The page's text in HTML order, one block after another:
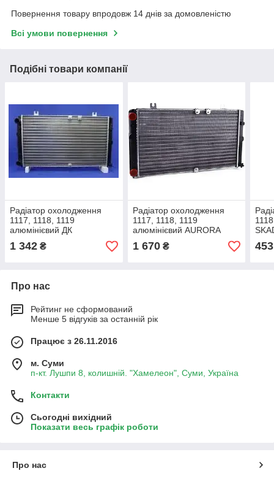
Повернення товару впродовж 14 днів за домовленістю
Всі умови повернення
Подібні товари компанії
Радіатор охолодження
1117, 1118, 1119
алюмінієвий ДК
1 342 ₴
Радіатор охолодження
1117, 1118, 1119
алюмінієвий AURORA
1 670₴ 453
Про нас
Рейтинг не сформований
Менше 5 відгуків за останній рік
Працює з 26.11.2016
м. Суми
п-кт. Лушпи 8, колишній. "Хамелеон", Суми, Україна
Контакти
Сьогодні вихідний
Показати весь графік роботи
Про нас